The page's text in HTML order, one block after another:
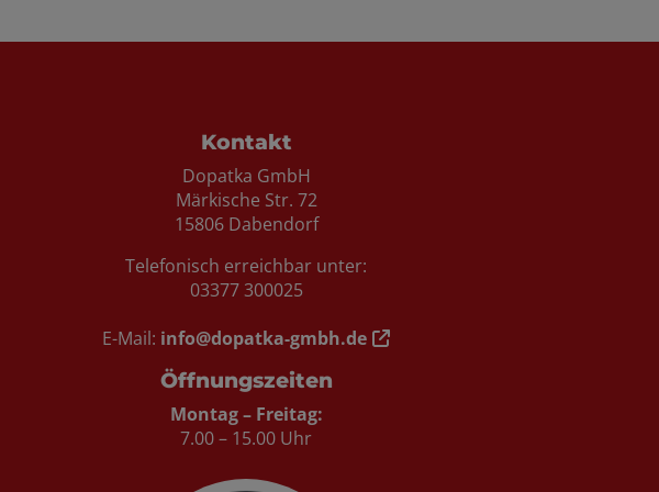
Kontakt
Dopatka GmbH
Märkische Str. 72
15806 Dabendorf
Telefonisch erreichbar unter:
03377 300025
E-Mail: info@dopatka-gmbh.de
Öffnungszeiten
Montag – Freitag:
7.00 – 15.00 Uhr